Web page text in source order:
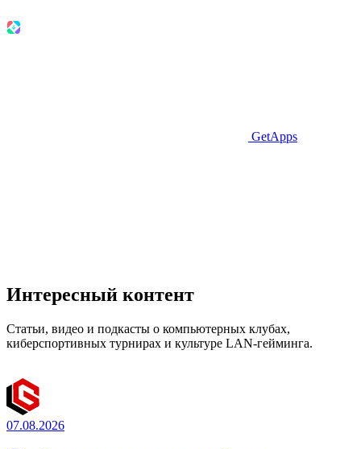
GetApps
Интересный контент
Статьи, видео и подкасты о компьютерных клубах,
киберспортивных турнирах и культуре LAN-гейминга.
07.08.2026